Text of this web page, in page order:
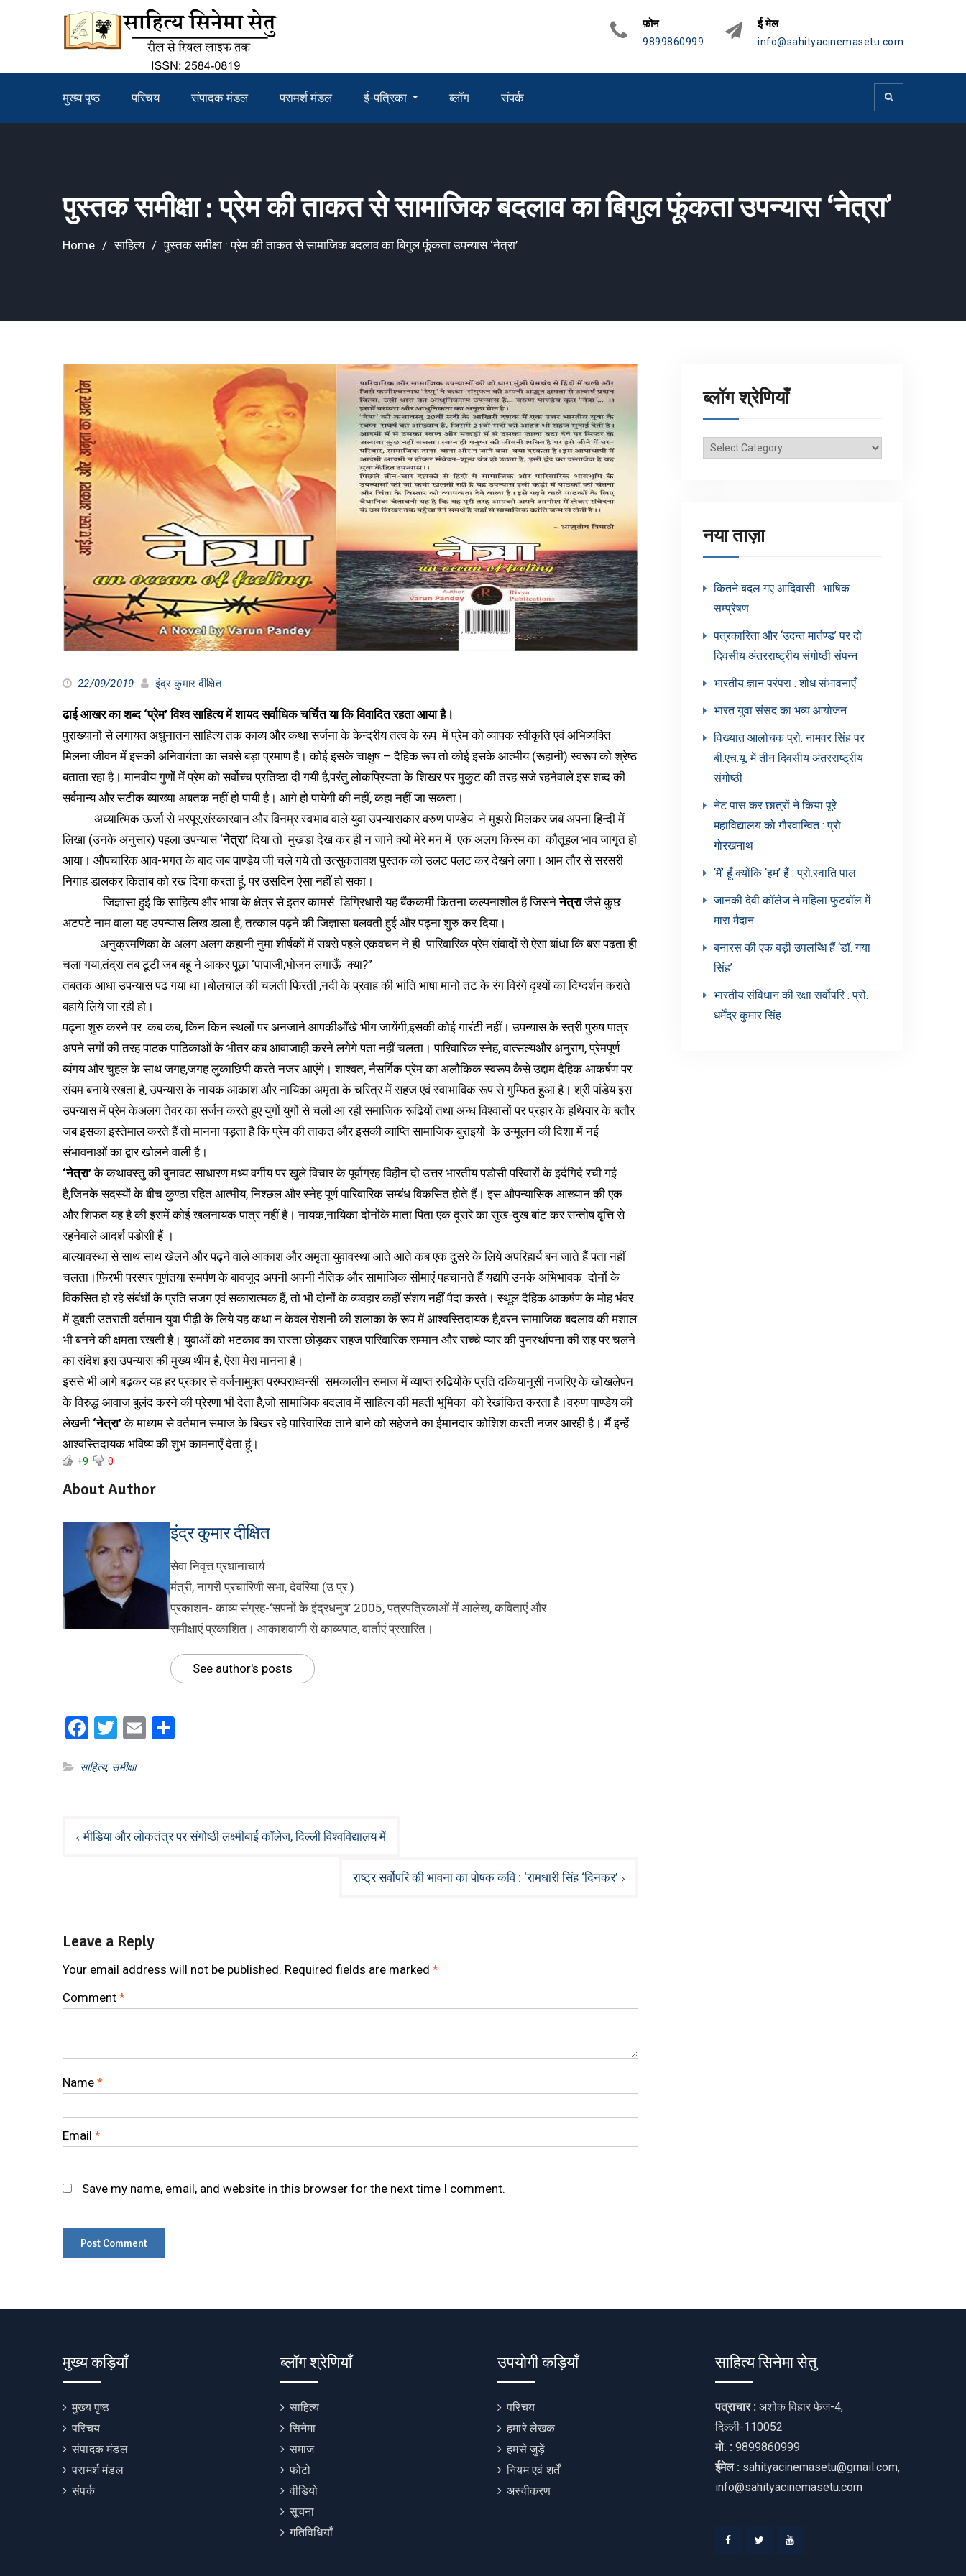
फ़ोन
9899860999
ई मेल
info@sahityacinemasetu.com
मुख्य पृष्ठ परिचय संपादक मंडल परामर्श मंडल ई-पत्रिका ब्लॉग संपर्क
पुस्तक समीक्षा : प्रेम की ताकत से सामाजिक बदलाव का बिगुल फूंकता उपन्यास ‘नेत्रा’
Home साहित्य पुस्तक समीक्षा : प्रेम की ताकत से सामाजिक बदलाव का बिगुल फूंकता उपन्यास ‘नेत्रा’
22/09/2019 इंद्र कुमार दीक्षित
ढाई आखर का शब्द ‘प्रेम’ विश्व साहित्य में शायद सर्वाधिक चर्चित या कि विवादित रहता आया है।
पुराख्यानों से लगायत अधुनातन साहित्य तक काव्य और कथा सर्जना के केन्द्रीय तत्व के रूप में प्रेम को व्यापक स्वीकृति एवं अभिव्यक्ति
मिलना जीवन में इसकी अनिवार्यता का सबसे बड़ा प्रमाण है। कोई इसके चाक्षुष – दैहिक रूप तो कोई इसके आत्मीय (रूहानी) स्वरूप को श्रेष्ठ
बताता रहा है। मानवीय गुणों में प्रेम को सर्वोच्च प्रतिष्ठा दी गयी है,परंतु लोकप्रियता के शिखर पर मुकुट की तरह सजे रहनेवाले इस शब्द की
सर्वमान्य और सटीक व्याख्या अबतक नहीं हो पायी है। आगे हो पायेगी की नहीं, कहा नहीं जा सकता।
अध्यात्मिक ऊर्जा से भरपूर,संस्कारवान और विनम्र स्वभाव वाले युवा उपन्यासकार वरुण पाण्डेय ने मुझसे मिलकर जब अपना हिन्दी में
लिखा (उनके अनुसार) पहला उपन्यास ‘नेत्रा’दिया तो मुखड़ा देख कर ही न जाने क्यों मेरे मन में एक अलग किस्म का कौतूहल भाव जागृत हो
आया। औपचारिक आव-भगत के बाद जब पाण्डेय जी चले गये तो उत्सुकतावश पुस्तक को उलट पलट कर देखने लगा। आम तौर से सरसरी
निगाह डालकर किताब को रख दिया करता हूं, पर उसदिन ऐसा नहीं हो सका।
जिज्ञासा हुई कि साहित्य और भाषा के क्षेत्र से इतर कामर्स डिग्रिधारी यह बैंककर्मी कितना कल्पनाशील है जिसनेनेत्राजैसे कुछ
अटपटे नाम वाला यह उपन्यास लिख डाला है, तत्काल पढ्ने की जिज्ञासा बलवती हुई और पढ्ना शुरु कर दिया।
अनुक्रमणिका के अलग अलग कहानी नुमा शीर्षकों में सबसे पहले एकवचन ने ही पारिवारिक प्रेम संवादों से ऐसा बांधा कि बस पढता ही
चला गया,तंद्रा तब टूटी जब बहू ने आकर पूछा ‘पापाजी,भोजन लगाऊँ क्या?”
तबतक आधा उपन्यास पढ गया था।बोलचाल की चलती फिरती ,नदी के प्रवाह की भांति भाषा मानो तट के रंग विरंगे दृश्यों का दिग्दर्शन कराते
बहाये लिये जा रही हो।
पढ्ना शुरु करने पर कब कब, किन किन स्थलों पर अनजाने आपकीआँखे भीग जायेंगी,इसकी कोई गारंटी नहीं। उपन्यास के स्त्री पुरुष पात्र
अपने सगों की तरह पाठक पाठिकाओं के भीतर कब आवाजाही करने लगेगे पता नहीं चलता। पारिवारिक स्नेह, वात्सल्यऔर अनुराग, प्रेमपूर्ण
व्यंगय और चुहल के साथ जगह,जगह लुकाछिपी करते नजर आएंगे। शाश्वत, नैसर्गिक प्रेम का अलौकिक स्वरूप कैसे उद्दाम दैहिक आकर्षण पर
संयम बनाये रखता है, उपन्यास के नायक आकाश और नायिका अमृता के चरित्र में सहज एवं स्वाभाविक रूप से गुम्फित हुआ है। श्री पांडेय इस
उपन्यास में प्रेम केअलग तेवर का सर्जन करते हुए युगों युगों से चली आ रही समाजिक रूढियों तथा अन्ध विश्वासों पर प्रहार के हथियार के बतौर
जब इसका इस्तेमाल करते हैं तो मानना पड़ता है कि प्रेम की ताकत और इसकी व्याप्ति सामाजिक बुराइयों के उन्मूलन की दिशा में नई
संभावनाओं का द्वार खोलने वाली है।
‘नेत्रा’के कथावस्तु की बुनावट साधारण मध्य वर्गीय पर खुले विचार के पूर्वाग्रह विहीन दो उत्तर भारतीय पडोसी परिवारों के इर्दगिर्द रची गई
है,जिनके सदस्यों के बीच कुण्ठा रहित आत्मीय, निश्छल और स्नेह पूर्ण पारिवारिक सम्बंध विकसित होते हैं। इस औपन्यासिक आख्यान की एक
और शिफत यह है की इसमें कोई खलनायक पात्र नहीं है। नायक,नायिका दोनोंके माता पिता एक दूसरे का सुख-दुख बांट कर सन्तोष वृत्ति से
रहनेवाले आदर्श पडोसी हैं ।
बाल्यावस्था से साथ साथ खेलने और पढ्ने वाले आकाश और अमृता युवावस्था आते आते कब एक दुसरे के लिये अपरिहार्य बन जाते हैं पता नहीं
चलता।फिरभी परस्पर पूर्णतया समर्पण के बावजूद अपनी अपनी नैतिक और सामाजिक सीमाएं पहचानते हैं यद्यपि उनके अभिभावक दोनों के
विकसित हो रहे संबंधों के प्रति सजग एवं सकारात्मक हैं, तो भी दोनों के व्यवहार कहीं संशय नहीं पैदा करते। स्थूल दैहिक आकर्षण के मोह भंवर
में डूबती उतराती वर्तमान युवा पीढ़ी के लिये यह कथा न केवल रोशनी की शलाका के रूप में आश्वस्तिदायक है,वरन सामाजिक बदलाव की मशाल
भी बनने की क्षमता रखती है। युवाओं को भटकाव का रास्ता छोड़कर सहज पारिवारिक सम्मान और सच्चे प्यार की पुनर्स्थापना की राह पर चलने
का संदेश इस उपन्यास की मुख्य थीम है, ऐसा मेरा मानना है।
इससे भी आगे बढ़कर यह हर प्रकार से वर्जनामुक्त परम्पराध्वन्सी समकालीन समाज में व्याप्त रुढियोंके प्रति दकियानूसी नजरिए के खोखलेपन
के विरुद्ध आवाज बुलंद करने की प्रेरणा भी देता है,जो सामाजिक बदलाव में साहित्य की महती भूमिका को रेखांकित करता है।वरुण पाण्डेय की
लेखनी ‘नेत्रा’के माध्यम से वर्तमान समाज के बिखर रहे पारिवारिक ताने बाने को सहेजने का ईमानदार कोशिश करती नजर आरही है। मैं इन्हें
आश्वस्तिदायक भविष्य की शुभ कामनाएँ देता हूं।
+9 0
About Author
इंद्र कुमार दीक्षित
सेवा निवृत्त प्रधानाचार्य
मंत्री, नागरी प्रचारिणी सभा, देवरिया (उ.प्र.)
प्रकाशन- काव्य संग्रह-‘सपनों के इंद्रधनुष’ 2005, पत्रपत्रिकाओं में आलेख, कविताएं और
समीक्षाएं प्रकाशित। आकाशवाणी से काव्यपाठ, वार्ताएं प्रसारित।
See author's posts
Facebook
Twitter
Email
साहित्य, ‌समीक्षा‌
Postमीडिया और लोकतंत्र पर संगोष्ठी लक्ष्मीबाई कॉलेज, दिल्ली विश्वविद्यालय में
राष्ट्र सर्वोपरि की भावना का पोषक कवि : ‘रामधारी सिंह ‘दिनकर’
Leave a Reply
Your email address will not be published. Required fields are marked *
Comment *
Name *
Email *
Save my name, email, and website in this browser for the next time I comment.
ब्लॉग श्रेणियाँ
ब्लॉग
नया ताज़ा
कितने बदल गए आदिवासी : भाषिक
सम्प्रेषण
पत्रकारिता और ‘उदन्त मार्तण्ड’ पर दो
दिवसीय अंतरराष्ट्रीय संगोष्ठी संपन्न
भारतीय ज्ञान परंपरा : शोध संभावनाएँ
भारत युवा संसद का भव्य आयोजन
विख्यात आलोचक प्रो. नामवर सिंह पर
बी.एच.यू. में तीन दिवसीय अंतरराष्ट्रीय
संगोष्ठी
नेट पास कर छात्रों ने किया पूरे
महाविद्यालय को गौरवान्वित : प्रो.
गोरखनाथ
‘मैं’ हूँ क्योंकि ‘हम’ हैं : प्रो.स्वाति पाल
जानकी देवी कॉलेज ने महिला फुटबॉल में
मारा मैदान
बनारस की एक बड़ी उपलब्धि हैं ‘डॉ. गया
सिंह’
भारतीय संविधान की रक्षा सर्वोपरि : प्रो.
धर्मेंद्र कुमार सिंह
मुख्य कड़ियाँ
मुख्य पृष्ठ
परिचय
संपादक मंडल
परामर्श मंडल
संपर्क
ब्लॉग श्रेणियाँ
साहित्य
सिनेमा
समाज
फोटो
वीडियो
सूचना
गतिविधियाँ
उपयोगी कड़ियाँ
परिचय
हमारे लेखक
हमसे जुड़ें
नियम एवं शर्तें
अस्वीकरण
साहित्य सिनेमा सेतु
पत्राचार : अशोक विहार फेज-4,
दिल्ली-110052
मो. : 9899860999
ईमेल : sahityacinemasetu@gmail.com,
info@sahityacinemasetu.com